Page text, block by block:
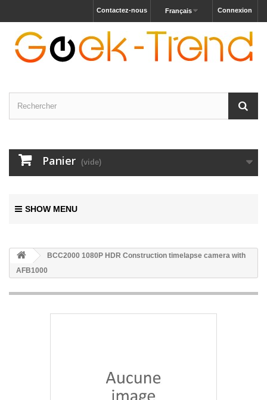
Connexion
Français
Contactez-nous
Panier (vide)
SHOW MENU
BCC2000 1080P HDR Construction timelapse camera with
AFB1000